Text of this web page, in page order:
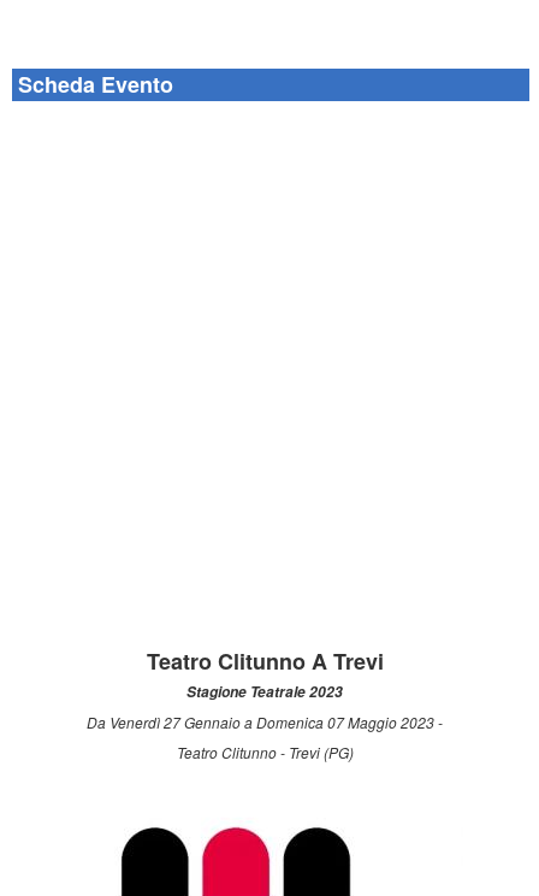
Scheda Evento
Teatro Clitunno A Trevi
Stagione Teatrale 2023
Da Venerdì 27 Gennaio a Domenica 07 Maggio 2023 -
Teatro Clitunno - Trevi (PG)